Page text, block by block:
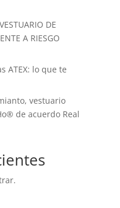
DE
A RIESGO
ATEX: lo que te
vestuario
de acuerdo Real